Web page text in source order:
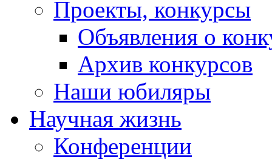
Проекты, конкурсы
Объявления о
Архив конкурсов
Наши юбиляры
Научная жизнь
Конференции